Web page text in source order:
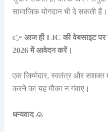
सामाजिक योगदान भी दे सकती हैं।
👉 आज ही LIC की वेबसाइट
2026 में आवेदन करें।
एक जिम्मेदार, स्वतंत्र और सशक्त
करने का यह मौका न गंवाएं।
धन्यवाद🙏